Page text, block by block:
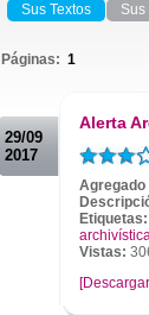
Sus Textos Sus
Páginas: 1
29/09
2017
Alerta
Agregado
Etiquetas:
Vistas: